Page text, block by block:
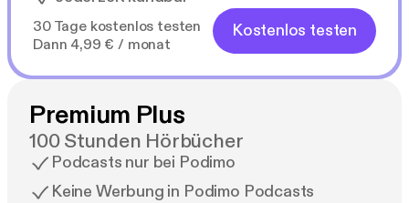
30 Tage kostenlos testen
Dann 4,99 € / monat
Kostenlos testen
Premium Plus
100 Stunden Hörbücher
Podcasts nur bei Podimo
Keine Werbung in Podimo Podcasts